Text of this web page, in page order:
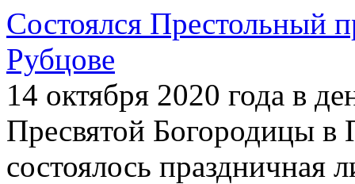
Состоялся Престольный
Рубцове
14 октября 2020 года в
Пресвятой Богородицы в
состоялось праздничная